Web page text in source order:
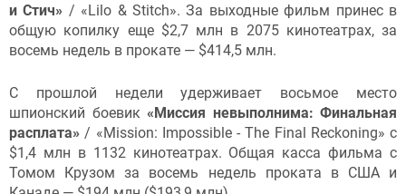
и Стич» / «Lilo & Stitch». За выходные фильм принес в
общую копилку еще $2,7 млн в 2075 кинотеатрах, за
восемь недель в прокате — $414,5 млн.
С прошлой недели удерживает восьмое место
шпионский боевик «Миссия невыполнима: Финальная
расплата» / «Mission: Impossible - The Final Reckoning» с
$1,4 млн в 1132 кинотеатрах. Общая касса фильма с
Томом Крузом за восемь недель проката в США и